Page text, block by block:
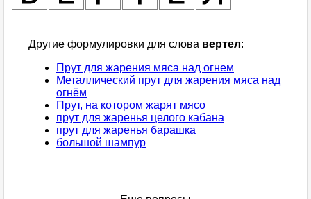
Другие формулировки для слова вертел:
Прут для жарения мяса над огнем
Металлический прут для жарения мяса над
огнём
Прут, на котором жарят мясо
прут для жаренья целого кабана
прут для жаренья барашка
большой шампур